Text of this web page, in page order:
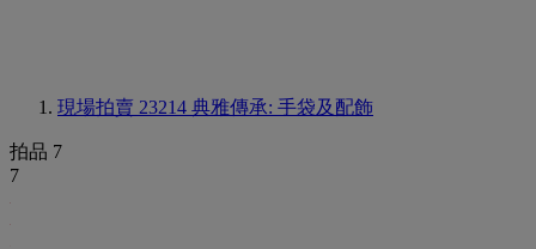
現場拍賣 23214 典雅傳承: 手袋及配飾
拍品 7
7